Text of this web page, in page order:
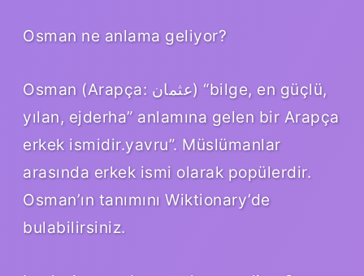
Osman ne anlama geliyor?
Osman (Arapça: عثمان) “bilge, en güçlü,
yılan, ejderha” anlamına gelen bir Arapça
erkek ismidir.yavru”. Müslümanlar
arasında erkek ismi olarak popülerdir.
Osman’ın tanımını Wiktionary’de
bulabilirsiniz.